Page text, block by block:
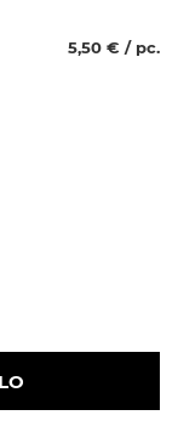
5,50 € / pc.